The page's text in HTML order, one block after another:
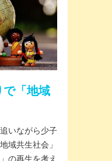
で「地域
いながら少子
域共生社会」
の再生を考え